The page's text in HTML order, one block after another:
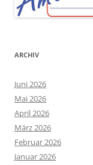
ARCHIV
Juni 2026
Mai 2026
April 2026
März 2026
Februar 2026
Januar 2026